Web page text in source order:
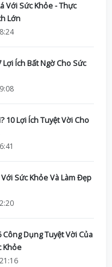
Với Sức Khỏe - Thực
Lớn
Lợi Ích Bất Ngờ Cho Sức
10 Lợi Ích Tuyệt Vời Cho
Sức Khỏe Và Làm Đẹp
Dụng Tuyệt Vời Của
Khỏe